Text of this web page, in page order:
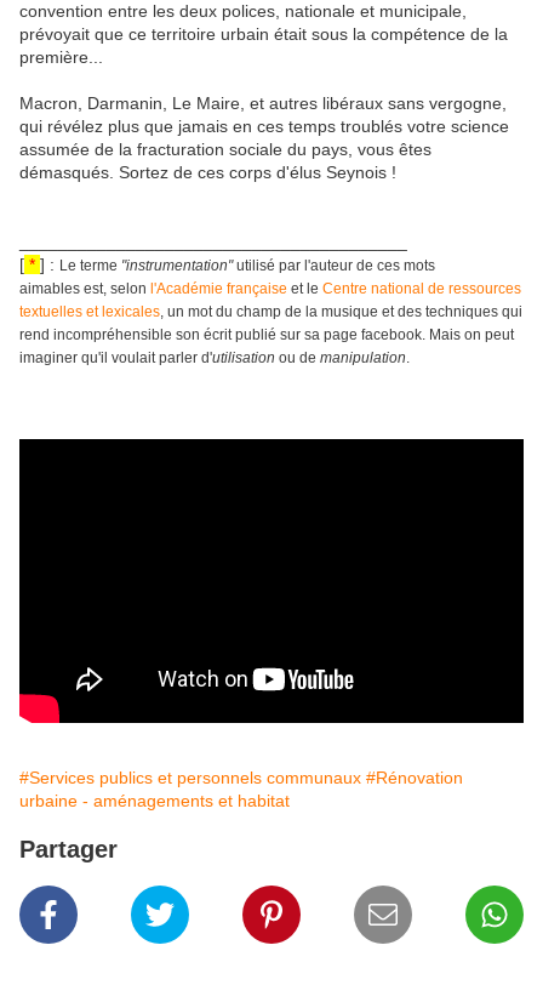
convention entre les deux polices, nationale et municipale,
prévoyait que ce territoire urbain était sous la compétence de la
première...
Macron, Darmanin, Le Maire, et autres libéraux sans vergogne,
qui révélez plus que jamais en ces temps troublés votre science
assumée de la fracturation sociale du pays, vous êtes
démasqués. Sortez de ces corps d'élus Seynois !
[ * ] : Le terme "instrumentation"utilisé par l'auteur de ces mots
aimables est, selon l'Académie française et le Centre national de ressources
textuelles et lexicales, un mot du champ de la musique et des techniques qui
rend incompréhensible son écrit publié sur sa page facebook. Mais on peut
imaginer qu'il voulait parler d'utilisation ou de manipulation.
#Services publics et personnels communaux #Rénovation
urbaine - aménagements et habitat
Partager